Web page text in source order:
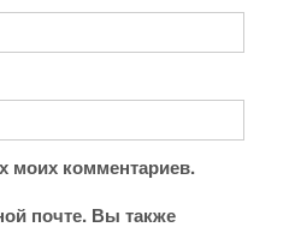
моих комментариев.
почте. Вы также